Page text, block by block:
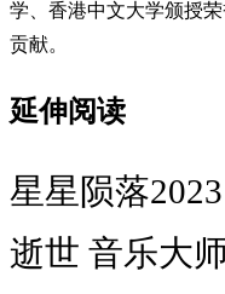
学、香港中文大学颁授
贡献。
延伸阅读
星星陨落
逝世 音乐大